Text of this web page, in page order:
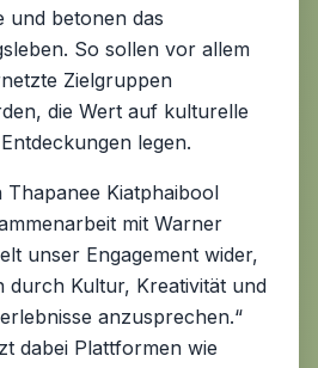
und betonen das
So sollen vor allem
Zielgruppen
die Wert auf kulturelle
legen.
Kiatphaibool
mit Warner
unser Engagement wider,
durch Kultur, Kreativität und
anzusprechen.“
dabei Plattformen wie